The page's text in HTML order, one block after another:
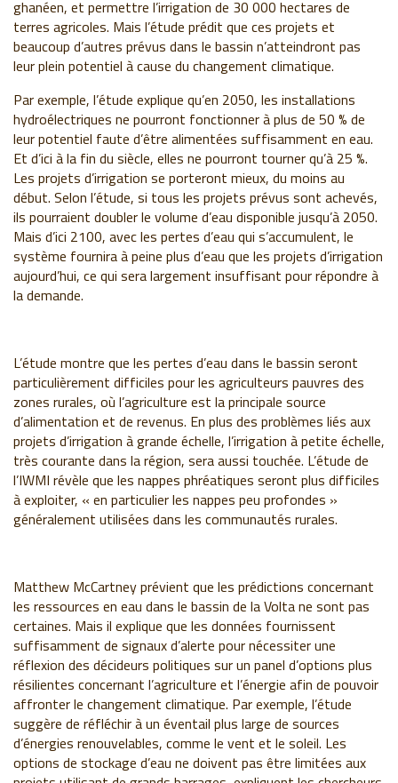
ghanéen, et permettre l’irrigation de 30 000 hectares de
terres agricoles. Mais l’étude prédit que ces projets et
beaucoup d’autres prévus dans le bassin n’atteindront pas
leur plein potentiel à cause du changement climatique.
Par exemple, l’étude explique qu’en 2050, les installations
hydroélectriques ne pourront fonctionner à plus de 50 % de
leur potentiel faute d’être alimentées suffisamment en eau.
Et d’ici à la fin du siècle, elles ne pourront tourner qu’à 25 %.
Les projets d’irrigation se porteront mieux, du moins au
début. Selon l’étude, si tous les projets prévus sont achevés,
ils pourraient doubler le volume d’eau disponible jusqu’à 2050.
Mais d’ici 2100, avec les pertes d’eau qui s’accumulent, le
système fournira à peine plus d’eau que les projets d’irrigation
aujourd’hui, ce qui sera largement insuffisant pour répondre à
la demande.
L’étude montre que les pertes d’eau dans le bassin seront
particulièrement difficiles pour les agriculteurs pauvres des
zones rurales, où l’agriculture est la principale source
d’alimentation et de revenus. En plus des problèmes liés aux
projets d’irrigation à grande échelle, l’irrigation à petite échelle,
très courante dans la région, sera aussi touchée. L’étude de
l’IWMI révèle que les nappes phréatiques seront plus difficiles
à exploiter, « en particulier les nappes peu profondes »
généralement utilisées dans les communautés rurales.
Matthew McCartney prévient que les prédictions concernant
les ressources en eau dans le bassin de la Volta ne sont pas
certaines. Mais il explique que les données fournissent
suffisamment de signaux d’alerte pour nécessiter une
réflexion des décideurs politiques sur un panel d’options plus
résilientes concernant l’agriculture et l’énergie afin de pouvoir
affronter le changement climatique. Par exemple, l’étude
suggère de réfléchir à un éventail plus large de sources
d’énergies renouvelables, comme le vent et le soleil. Les
options de stockage d’eau ne doivent pas être limitées aux